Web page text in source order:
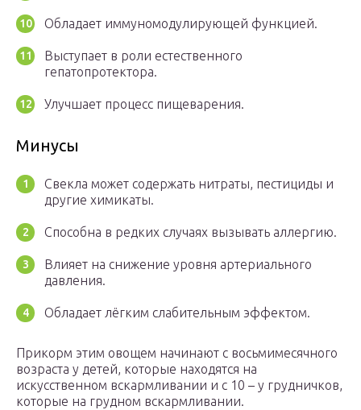
Обладает иммуномодулирующей функцией.
Выступает в роли естественного
гепатопротектора.
Улучшает процесс пищеварения.
Минусы
Свекла может содержать нитраты, пестициды и
другие химикаты.
Способна в редких случаях вызывать аллергию.
Влияет на снижение уровня артериального
давления.
Обладает лёгким слабительным эффектом.
Прикорм этим овощем начинают с восьмимесячного
возраста у детей, которые находятся на
искусственном вскармливании и с 10 – у грудничков,
которые на грудном вскармливании.